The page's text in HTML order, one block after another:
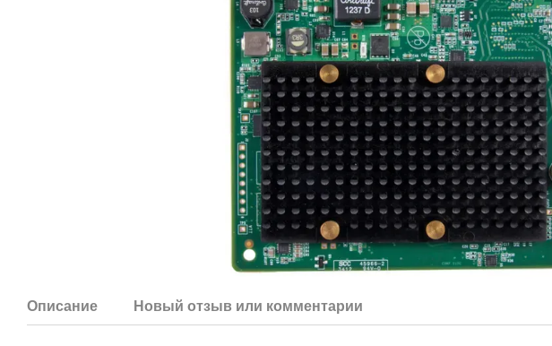
Описание Новый отзыв или комментарий